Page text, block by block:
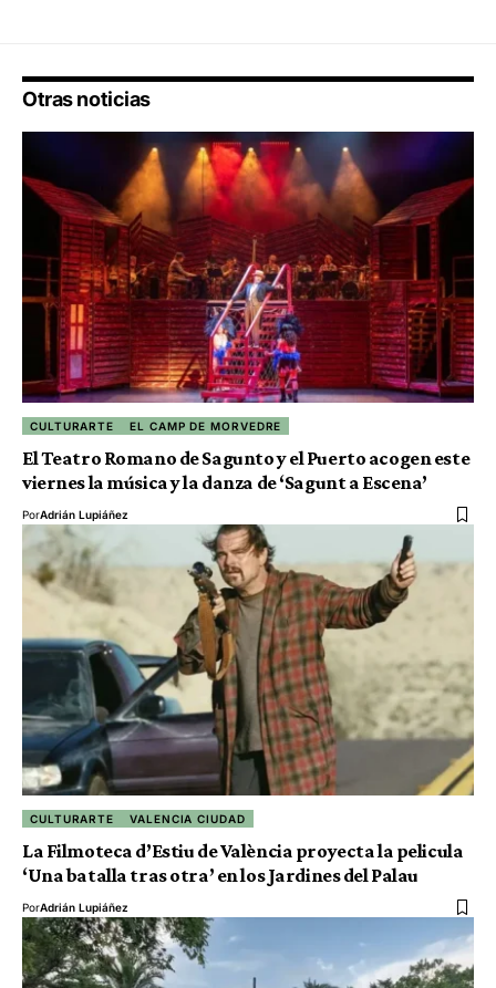
Otras noticias
CULTURARTE EL CAMP DE MORVEDRE
El Teatro Romano de Sagunto y el Puerto acogen este
viernes la música y la danza de ‘Sagunt a Escena’
PorAdrián Lupiáñez
CULTURARTE VALENCIA CIUDAD
La Filmoteca d’Estiu de València proyecta la pelicula
‘Una batalla tras otra’ en los Jardines del Palau
PorAdrián Lupiáñez